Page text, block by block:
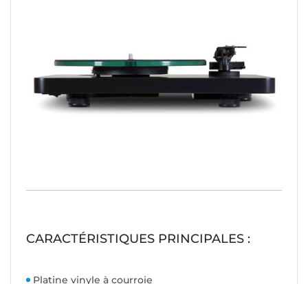
CARACTÉRISTIQUES PRINCIPALES :
Platine vinyle à courroie